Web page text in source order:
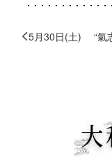
5月30日(土) “氣